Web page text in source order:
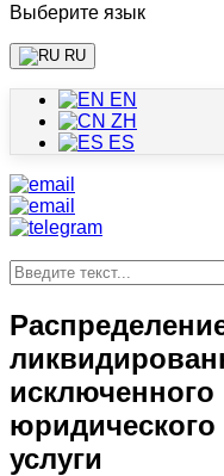
Выберите язык
RU
EN
ZH
ES
услуги